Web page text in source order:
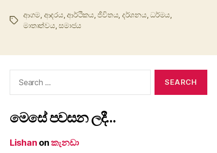
Tags
ආගම, ආදරය,ආර්ථිකය,ජීවිතය, දර්ශනය,ධර්මය,
මාතෘත්වය,සමාජය
මෙසේ පවසන ලදී…
Lishan onකැනඩා